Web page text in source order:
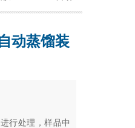
动蒸馏装
行处理，样品中